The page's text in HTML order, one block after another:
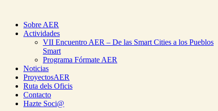
Sobre AER
Actividades
VII Encuentro AER – De las Smart Cities a los Pueblos
Smart
Programa Fórmate AER
Noticias
ProyectosAER
Ruta dels Oficis
Contacto
Hazte Soci@